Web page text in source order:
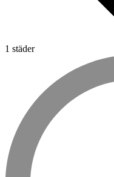
1 städer